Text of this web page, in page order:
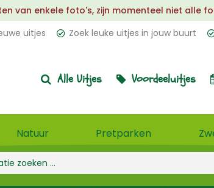
van enkele foto's, zijn momenteel niet alle
uitjes
Zoek leuke uitjes in jouw buurt
Alle Uitjes Voordeeluitjes
Natuur Pretparken